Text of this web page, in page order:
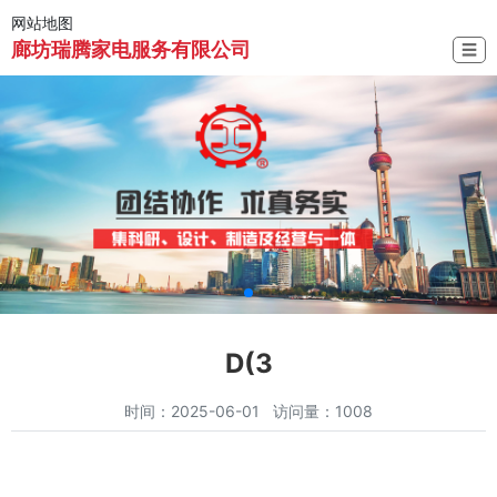
网站地图
廊坊瑞腾家电服务有限公司 ☰
D(3
时间：2025-06-01 访问量：1008